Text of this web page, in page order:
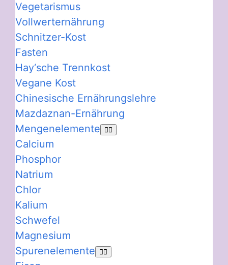
Vegetarismus
Vollwerternährung
Schnitzer-Kost
Fasten
Hay‘sche Trennkost
Vegane Kost
Chinesische Ernährungslehre
Mazdaznan-Ernährung
Mengenelemente
Calcium
Phosphor
Natrium
Chlor
Kalium
Schwefel
Magnesium
Spurenelemente